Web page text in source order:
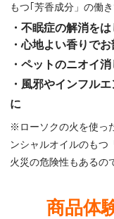
もつ｢芳香成分」の働
・不眠症の解消を
・心地よい香りで
・ペットのニオイ消
・風邪やインフル
に
※ローソクの火を使っ
ンシャルオイルのもつ
火災の危険性もあるの
商品体